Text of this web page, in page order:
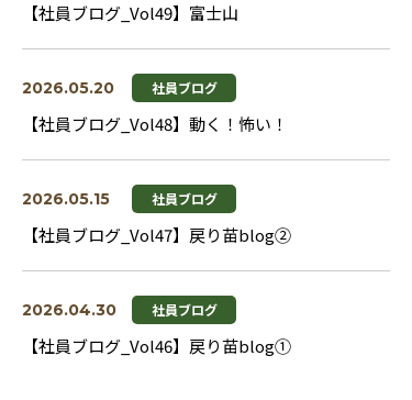
【社員ブログ_Vol49】富士山
社員ブログ
2026.05.20
【社員ブログ_Vol48】動く！怖い！
社員ブログ
2026.05.15
【社員ブログ_Vol47】戻り苗blog②
社員ブログ
2026.04.30
【社員ブログ_Vol46】戻り苗blog①